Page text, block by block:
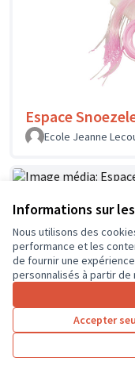
Informations sur
Nous utilisons des
performance et les
de fournir une
personnalisés à partir de
Accepter
Espace
Ecole Jeanne
Espace "Au
Zay à Chinon
FOUCAULT
1 2